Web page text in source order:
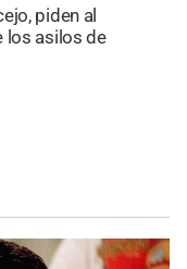
piden al
los asilos de